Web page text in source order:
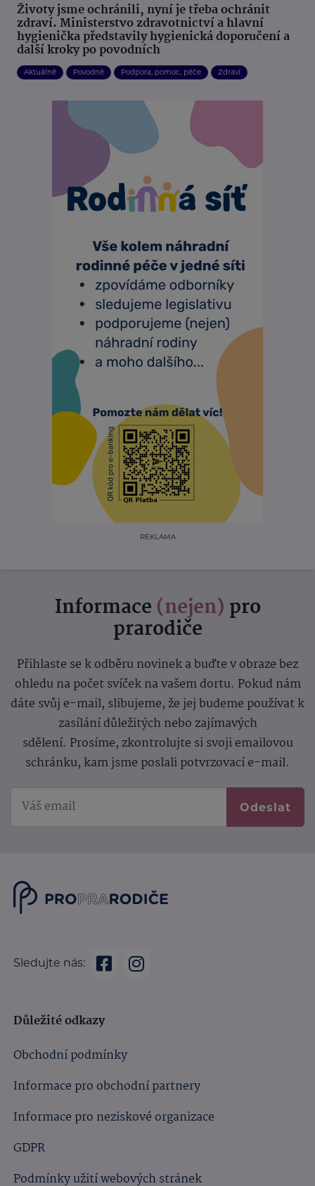
Životy jsme ochránili, nyní je třeba ochránit
zdraví. Ministerstvo zdravotnictví a hlavní
hygienička představily hygienická doporučení a
další kroky po povodních
Aktuálně Povodně Podpora, pomoc, péče Zdraví
REKLAMA
Informace (nejen) pro
prarodiče
Přihlaste se k odběru novinek a buďte v obraze bez
ohledu na počet svíček na vašem dortu. Pokud nám
dáte svůj e-mail, slibujeme, že jej budeme používat k
zasílání důležitých nebo zajímavých
sdělení. Prosíme, zkontrolujte si svoji emailovou
schránku, kam jsme poslali potvrzovací e-mail.
Odeslat
Sledujte nás:
Důležité odkazy
Obchodní podmínky
Informace pro obchodní partnery
Informace pro neziskové organizace
GDPR
Podmínky užití webových stránek